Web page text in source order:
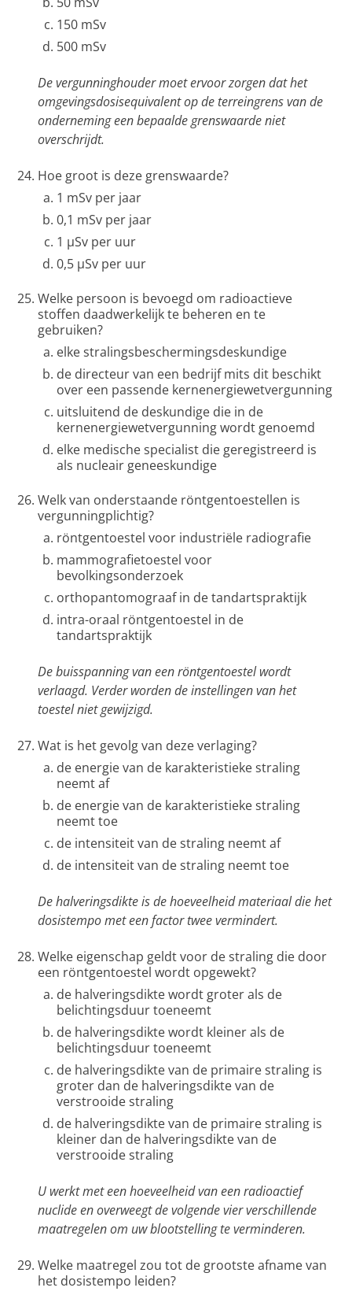
150 mSv
500 mSv
De vergunninghouder moet ervoor zorgen dat het
omgevingsdosisequivalent op de terreingrens van de
onderneming een bepaalde grenswaarde niet
overschrijdt.
Hoe groot is deze grenswaarde?
1 mSv per jaar
0,1 mSv per jaar
1 μSv per uur
0,5 μSv per uur
Welke persoon is bevoegd om radioactieve
stoffen daadwerkelijk te beheren en te
gebruiken?
elke stralingsbeschermingsdeskundige
de directeur van een bedrijf mits dit beschikt
over een passende kernenergiewetvergunning
uitsluitend de deskundige die in de
kernenergiewetvergunning wordt genoemd
elke medische specialist die geregistreerd is
als nucleair geneeskundige
Welk van onderstaande röntgentoestellen is
vergunningplichtig?
röntgentoestel voor industriële radiografie
mammografietoestel voor
bevolkingsonderzoek
orthopantomograaf in de tandartspraktijk
intra-oraal röntgentoestel in de
tandartspraktijk
De buisspanning van een röntgentoestel wordt
verlaagd. Verder worden de instellingen van het
toestel niet gewijzigd.
Wat is het gevolg van deze verlaging?
de energie van de karakteristieke straling
neemt af
de energie van de karakteristieke straling
neemt toe
de intensiteit van de straling neemt af
de intensiteit van de straling neemt toe
De halveringsdikte is de hoeveelheid materiaal die het
dosistempo met een factor twee vermindert.
Welke eigenschap geldt voor de straling die door
een röntgentoestel wordt opgewekt?
de halveringsdikte wordt groter als de
belichtingsduur toeneemt
de halveringsdikte wordt kleiner als de
belichtingsduur toeneemt
de halveringsdikte van de primaire straling is
groter dan de halveringsdikte van de
verstrooide straling
de halveringsdikte van de primaire straling is
kleiner dan de halveringsdikte van de
verstrooide straling
U werkt met een hoeveelheid van een radioactief
nuclide en overweegt de volgende vier verschillende
maatregelen om uw blootstelling te verminderen.
Welke maatregel zou tot de grootste afname van
het dosistempo leiden?